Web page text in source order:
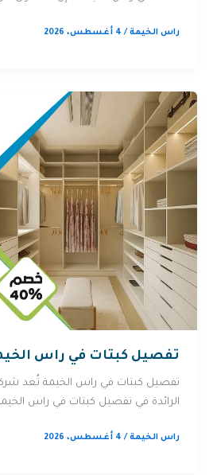
راس الخيمة/ 4 أغسطس، 2026
تفصيل كبتات في راس
تفصيل كبتات في راس الخيمة تُعد
الرائدة في تفصيل كبتات في راس
راس الخيمة/ 4 أغسطس، 2026